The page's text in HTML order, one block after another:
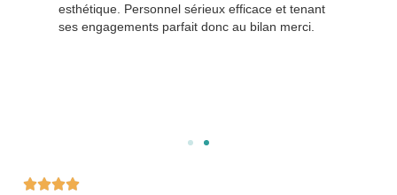
esthétique. Personnel sérieux efficace et tenant
ses engagements parfait donc au bilan merci.